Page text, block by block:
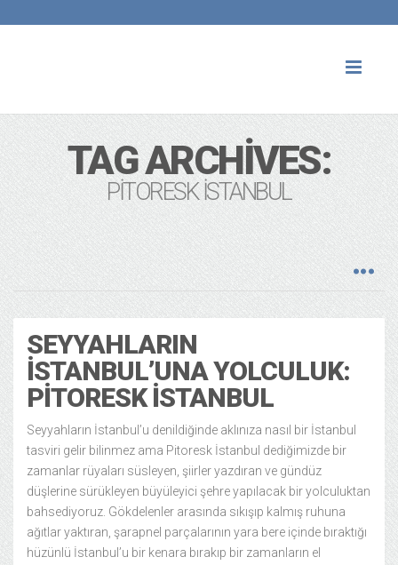
TAG ARCHIVES:
PITORESK ISTANBUL
SEYYAHLARIN
İSTANBUL’UNA YOLCULUK:
PITORESK İSTANBUL
Seyyahların İstanbul’u denildiğinde aklınıza nasıl bir İstanbul
tasviri gelir bilinmez ama Pitoresk İstanbul dediğimizde bir
zamanlar rüyaları süsleyen, şiirler yazdıran ve gündüz
düşlerine sürükleyen büyüleyici şehre yapılacak bir yolculuktan
bahsediyoruz. Gökdelenler arasında sıkışıp kalmış ruhuna
ağıtlar yaktıran, şarapnel parçalarının yara bere içinde bıraktığı
hüzünlü İstanbul’u bir kenara bırakıp bir zamanların el